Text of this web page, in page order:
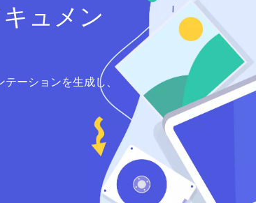
ュメン
ーションを生成し、